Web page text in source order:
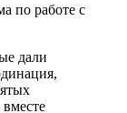
по работе с
дали